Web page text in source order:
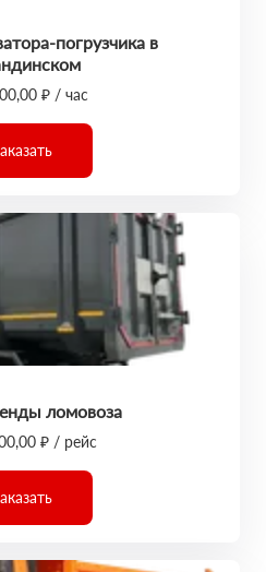
погрузчика в
₽ / час
ломовоза
₽ / рейс